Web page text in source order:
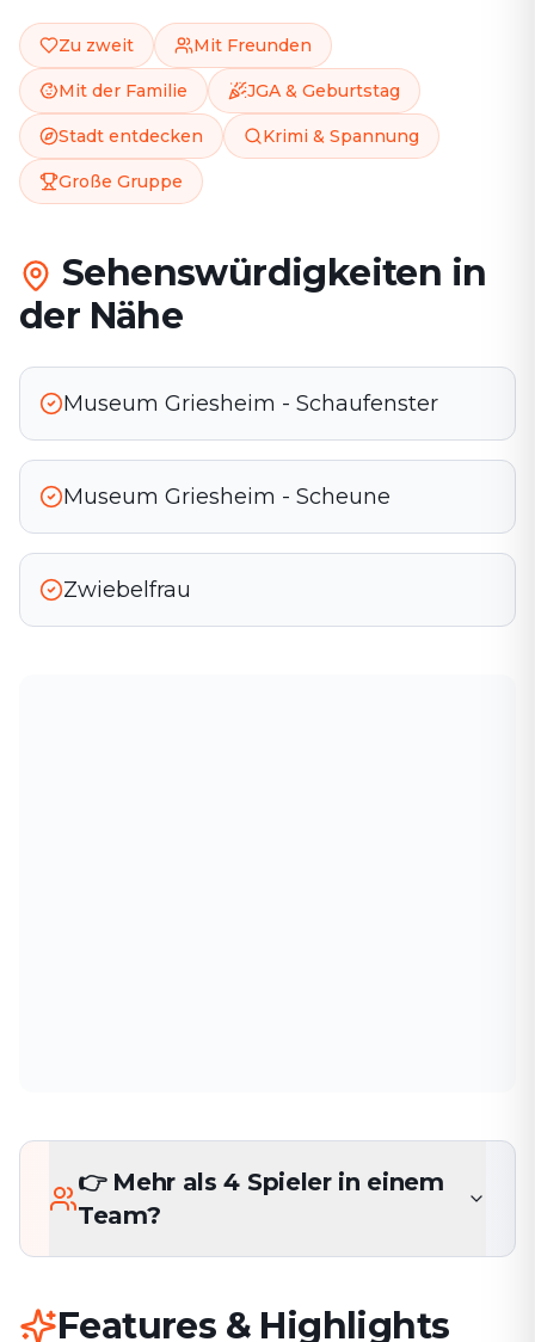
Zu zweit Mit Freunden
Mit der Familie JGA & Geburtstag
Stadt entdecken Krimi & Spannung
Große Gruppe
Sehenswürdigkeiten in
der Nähe
Museum Griesheim - Schaufenster
Museum Griesheim - Scheune
Zwiebelfrau
👉 Mehr als 4 Spieler in einem
Team?
Features & Highlights